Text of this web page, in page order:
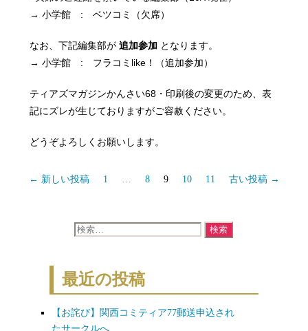
→ 小学館 : ベツコミ（欠席）
なお、下記編集部が 追加参加 となります。
→ 小学館 : フラコミlike！（追加参加）
ティアズマガジンかんさい68・印刷後の変更のため、表
記にズレが生じておりますがご容赦ください。
どうぞよろしくお願いします。
← 新しい投稿 1 … 8 9 10 11 古い投稿 →
検
象:
最近の投稿
【お詫び】関西コミティア77郵送申込され
たサークルへ